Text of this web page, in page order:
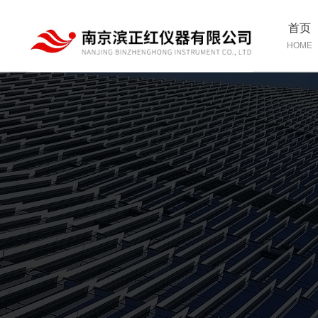
首页
HOME